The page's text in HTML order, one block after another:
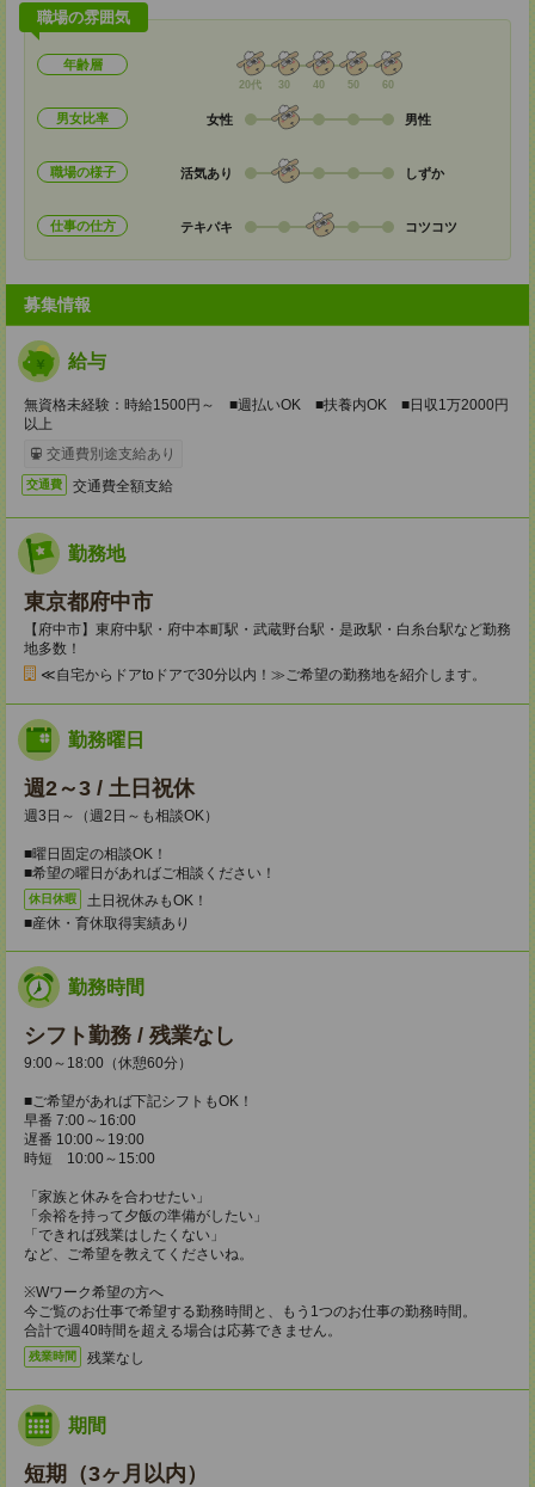
職場の雰囲気
年齢層
20代 30 40 50 60
男女比率 女性 男性
職場の様子 活気あり しずか
仕事の仕方 テキパキ コツコツ
募集情報
給与
無資格未経験：時給1500円～ ■週払いOK ■扶養内OK ■日収1万2000円
以上
交通費別途支給あり
交通費 交通費全額支給
勤務地
東京都府中市
【府中市】東府中駅・府中本町駅・武蔵野台駅・是政駅・白糸台駅など勤務
地多数！
≪自宅からドアtoドアで30分以内！≫ご希望の勤務地を紹介します。
勤務曜日
週2～3 / 土日祝休
週3日～（週2日～も相談OK）
■曜日固定の相談OK！
■希望の曜日があればご相談ください！
休日休暇
土日祝休みもOK！
■産休・育休取得実績あり
勤務時間
シフト勤務 / 残業なし
9:00～18:00（休憩60分）
■ご希望があれば下記シフトもOK！
早番 7:00～16:00
遅番 10:00～19:00
時短 10:00～15:00
「家族と休みを合わせたい」
「余裕を持って夕飯の準備がしたい」
「できれば残業はしたくない」
など、ご希望を教えてくださいね。
※Wワーク希望の方へ
今ご覧のお仕事で希望する勤務時間と、もう1つのお仕事の勤務時間。
合計で週40時間を超える場合は応募できません。
残業時間 残業なし
期間
短期（3ヶ月以内）